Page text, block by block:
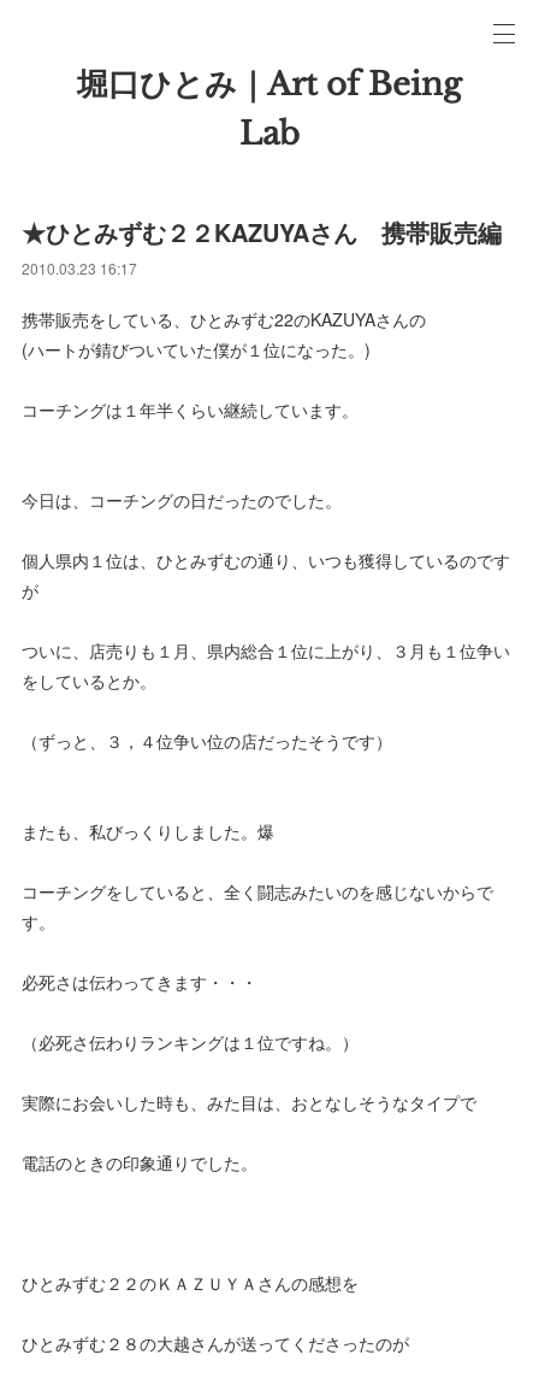
堀口ひとみ｜Art of Being
Lab
★ひとみずむ２２KAZUYAさん 携帯販売編
2010.03.23 16:17
携帯販売をしている、ひとみずむ22のKAZUYAさんの
(ハートが錆びついていた僕が１位になった。)
コーチングは１年半くらい継続しています。
今日は、コーチングの日だったのでした。
個人県内１位は、ひとみずむの通り、いつも獲得しているのです
が
ついに、店売りも１月、県内総合１位に上がり、３月も１位争い
をしているとか。
（ずっと、３，４位争い位の店だったそうです）
またも、私びっくりしました。爆
コーチングをしていると、全く闘志みたいのを感じないからで
す。
必死さは伝わってきます・・・
（必死さ伝わりランキングは１位ですね。）
実際にお会いした時も、みた目は、おとなしそうなタイプで
電話のときの印象通りでした。
ひとみずむ２２のＫＡＺＵＹＡさんの感想を
ひとみずむ２８の大越さんが送ってくださったのが